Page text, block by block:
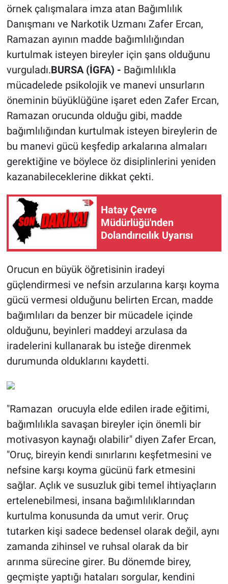
örnek çalışmalara imza atan Bağımlılık
Danışmanı ve Narkotik Uzmanı Zafer Ercan,
Ramazan ayının madde bağımlılığından
kurtulmak isteyen bireyler için şans olduğunu
vurguladı.BURSA (İGFA) - Bağımlılıkla
mücadelede psikolojik ve manevi unsurların
öneminin büyüklüğüne işaret eden Zafer Ercan,
Ramazan orucunda olduğu gibi, madde
bağımlılığından kurtulmak isteyen bireylerin de
bu manevi gücü keşfedip arkalarına almaları
gerektiğine ve böylece öz disiplinlerini yeniden
kazanabileceklerine dikkat çekti.
Hatay Çevre
Müdürlüğü'nden
Dolandırıcılık Uyarısı
Orucun en büyük öğretisinin iradeyi
güçlendirmesi ve nefsin arzularına karşı koyma
gücü vermesi olduğunu belirten Ercan, madde
bağımlıları da benzer bir mücadele içinde
olduğunu, beyinleri maddeyi arzulasa da
iradelerini kullanarak bu isteğe direnmek
durumunda olduklarını kaydetti.
"Ramazan orucuyla elde edilen irade eğitimi,
bağımlılıkla savaşan bireyler için önemli bir
motivasyon kaynağı olabilir" diyen Zafer Ercan,
"Oruç, bireyin kendi sınırlarını keşfetmesini ve
nefsine karşı koyma gücünü fark etmesini
sağlar. Açlık ve susuzluk gibi temel ihtiyaçların
ertelenebilmesi, insana bağımlılıklarından
kurtulma konusunda da umut verir. Oruç
tutarken kişi sadece bedensel olarak değil, aynı
zamanda zihinsel ve ruhsal olarak da bir
arınma sürecine girer. Bu dönemde birey,
geçmişte yaptığı hataları sorgular, kendini